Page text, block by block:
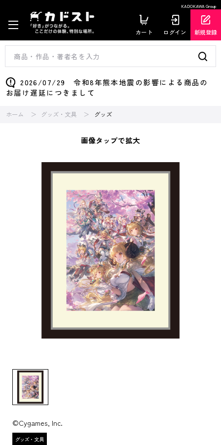
KADOKAWA Group
カート ログイン 新規登録
2026/07/29 令和8年熊本地震の影響による商品の
お届け遅延につきまして
ホーム グッズ・文具 グッズ
画像タップで拡大
©Cygames, Inc.